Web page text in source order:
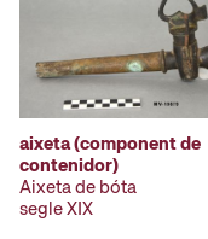
aixeta (component de
contenidor)
Aixeta de bóta
segle XIX